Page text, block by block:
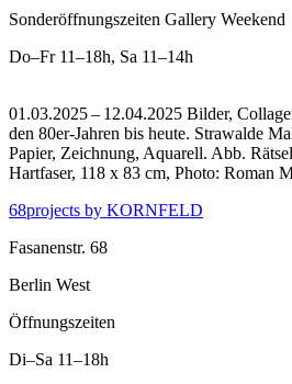
Sonderöffnungszeiten Gallery Weekend
Do–Fr 11–18h, Sa 11–14h
01.03.2025 – 12.04.2025 Bilder,
den 80er-Jahren bis heute. Strawalde
Papier, Zeichnung, Aquarell. Abb.
Hartfaser, 118 x 83 cm, Photo: Roman
68projects by KORNFELD
Fasanenstr. 68
Berlin West
Öffnungszeiten
Di–Sa 11–18h